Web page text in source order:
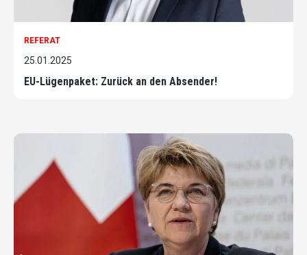
REFERAT
25.01.2025
EU-Lügenpaket: Zurück an den Absender!